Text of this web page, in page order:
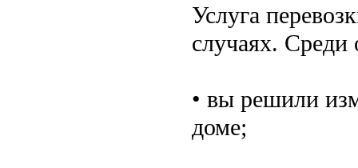
Услуга
случаях.
• вы решили
доме;